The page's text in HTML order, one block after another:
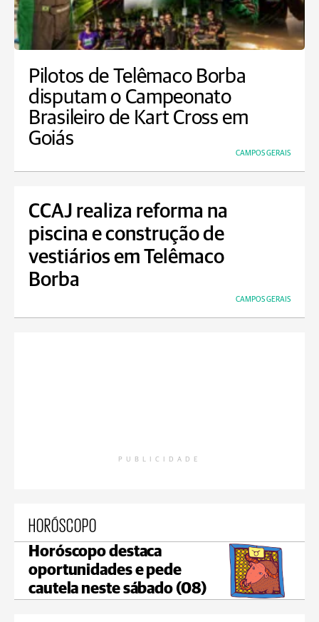
Pilotos de Telêmaco Borba
disputam o Campeonato
Brasileiro de Kart Cross em
Goiás
CAMPOS GERAIS
CCAJ realiza reforma na
piscina e construção de
vestiários em Telêmaco
Borba
CAMPOS GERAIS
PUBLICIDADE
HORÓSCOPO
Horóscopo destaca
oportunidades e pede
cautela neste sábado (08)